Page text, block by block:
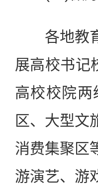
各地教育
展高校书记
高校校院
区、大型文
消费集聚区
游演艺、游